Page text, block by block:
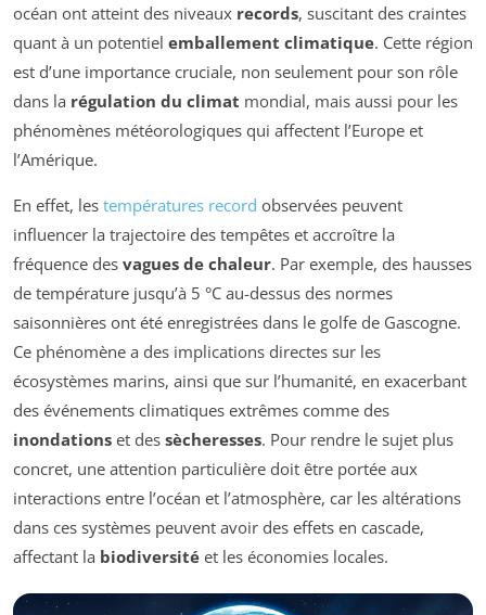
océan ont atteint des niveaux records, suscitant des craintes
quant à un potentiel emballement climatique. Cette région
est d’une importance cruciale, non seulement pour son rôle
dans la régulation du climat mondial, mais aussi pour les
phénomènes météorologiques qui affectent l’Europe et
l’Amérique.
En effet, les températures record observées peuvent
influencer la trajectoire des tempêtes et accroître la
fréquence des vagues de chaleur. Par exemple, des hausses
de température jusqu’à 5 °C au-dessus des normes
saisonnières ont été enregistrées dans le golfe de Gascogne.
Ce phénomène a des implications directes sur les
écosystèmes marins, ainsi que sur l’humanité, en exacerbant
des événements climatiques extrêmes comme des
inondations et des sècheresses. Pour rendre le sujet plus
concret, une attention particulière doit être portée aux
interactions entre l’océan et l’atmosphère, car les altérations
dans ces systèmes peuvent avoir des effets en cascade,
affectant la biodiversité et les économies locales.